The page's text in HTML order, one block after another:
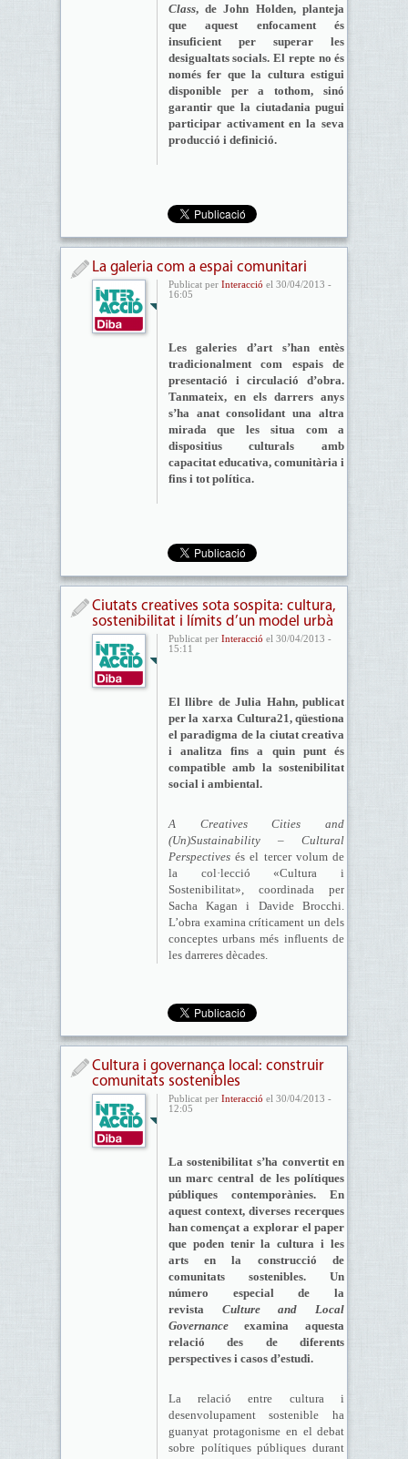
Class, de John Holden, planteja
que aquest enfocament és
insuficient per superar les
desigualtats socials. El repte no és
només fer que la cultura estigui
disponible per a tothom, sinó
garantir que la ciutadania pugui
participar activament en la seva
producció i definició.
La galeria com a espai comunitari
Publicat per Interacció el 30/04/2013 -
16:05
Les galeries d’art s’han entès
tradicionalment com espais de
presentació i circulació d’obra.
Tanmateix, en els darrers anys
s’ha anat consolidant una altra
mirada que les situa com a
dispositius culturals amb
capacitat educativa, comunitària i
fins i tot política.
Ciutats creatives sota sospita: cultura,
sostenibilitat i límits d’un model urbà
Publicat per Interacció el 30/04/2013 -
15:11
El llibre de Julia Hahn, publicat
per la xarxa Cultura21, qüestiona
el paradigma de la ciutat creativa
i analitza fins a quin punt és
compatible amb la sostenibilitat
social i ambiental.
A Creatives Cities and
(Un)Sustainability – Cultural
Perspectivesés el tercer volum de
la col·lecció «Cultura i
Sostenibilitat», coordinada per
Sacha Kagan i Davide Brocchi.
L’obra examina críticament un dels
conceptes urbans més influents de
les darreres dècades.
Cultura i governança local: construir
comunitats sostenibles
Publicat per Interacció el 30/04/2013 -
12:05
La sostenibilitat s’ha convertit en
un marc central de les polítiques
públiques contemporànies. En
aquest context, diverses recerques
han començat a explorar el paper
que poden tenir la cultura i les
arts en la construcció de
comunitats sostenibles. Un
número especial de la
revista Culture and Local
Governanceexamina aquesta
relació des de diferents
perspectives i casos d’estudi.
La relació entre cultura i
desenvolupament sostenible ha
guanyat protagonisme en el debat
sobre polítiques públiques durant